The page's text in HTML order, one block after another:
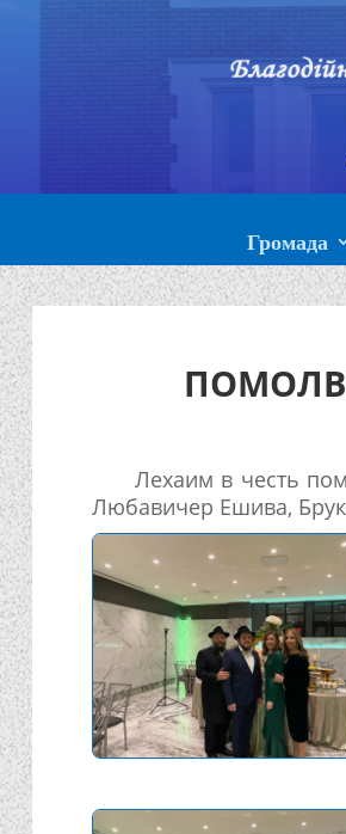
Громада
Лехаим в честь
Любавичер Ешива,